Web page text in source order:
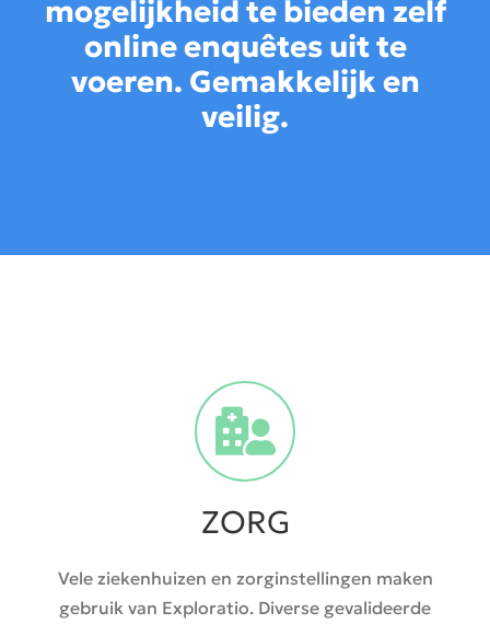
mogelijkheid te bieden zelf
online enquêtes uit te
voeren. Gemakkelijk en
veilig.
ZORG
Vele ziekenhuizen en zorginstellingen maken
gebruik van Exploratio. Diverse gevalideerde